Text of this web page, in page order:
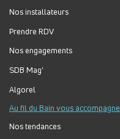
Nos installateurs
Prendre RDV
Nos engagements
SDB Mag'
Algorel
Au fil du Bain vous accompagne
Nos tendances